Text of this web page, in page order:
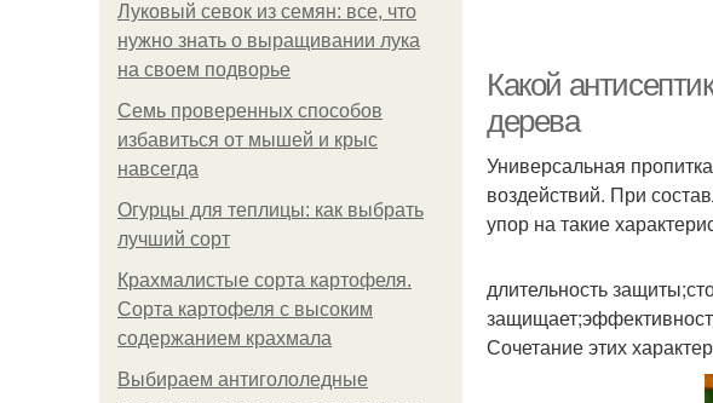
Луковый севок из семян: все, что
нужно знать о выращивании лука
на своем подворье
Семь проверенных способов
избавиться от мышей и крыс
навсегда
Огурцы для теплицы: как выбрать
лучший сорт
Крахмалистые сорта картофеля.
Сорта картофеля с высоким
содержанием крахмала
Выбираем антигололедные
Какой
дерева
Универсальная
воздействий. При
упор на такие
длительность
Сочетание этих